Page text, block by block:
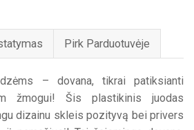
Pirk Parduotuvėje
– dovana, tikrai patiksianti
žmogui! Šis plastikinis juodas
dizainu skleis pozityvą bei privers